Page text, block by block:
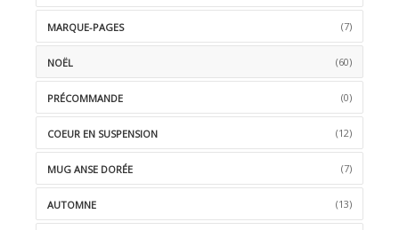
MARQUE-PAGES (7)
NOËL (60)
PRÉCOMMANDE (0)
COEUR EN SUSPENSION (12)
MUG ANSE DORÉE (7)
AUTOMNE (13)